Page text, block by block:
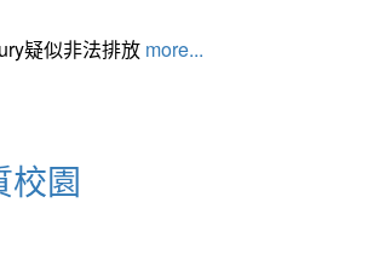
疑似非法排放 more...
校園